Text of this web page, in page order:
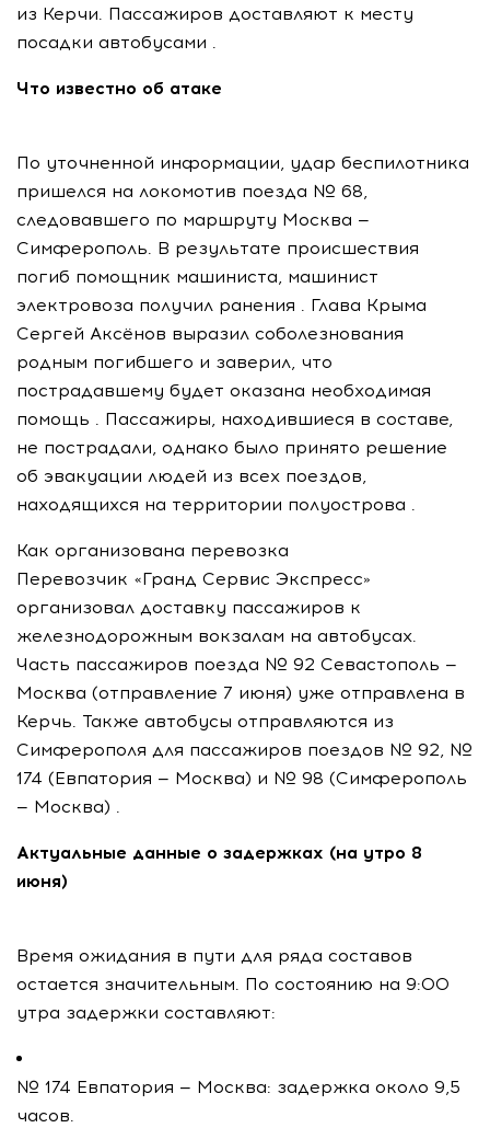
из Керчи. Пассажиров доставляют к месту
посадки автобусами .
Что известно об атаке
По уточненной информации, удар беспилотника
пришелся на локомотив поезда № 68,
следовавшего по маршруту Москва —
Симферополь. В результате происшествия
погиб помощник машиниста, машинист
электровоза получил ранения . Глава Крыма
Сергей Аксёнов выразил соболезнования
родным погибшего и заверил, что
пострадавшему будет оказана необходимая
помощь . Пассажиры, находившиеся в составе,
не пострадали, однако было принято решение
об эвакуации людей из всех поездов,
находящихся на территории полуострова .
Как организована перевозка
Перевозчик «Гранд Сервис Экспресс»
организовал доставку пассажиров к
железнодорожным вокзалам на автобусах.
Часть пассажиров поезда № 92 Севастополь —
Москва (отправление 7 июня) уже отправлена в
Керчь. Также автобусы отправляются из
Симферополя для пассажиров поездов № 92, №
174 (Евпатория — Москва) и № 98 (Симферополь
— Москва) .
Актуальные данные о задержках (на утро 8
июня)
Время ожидания в пути для ряда составов
остается значительным. По состоянию на 9:00
утра задержки составляют:
№ 174 Евпатория — Москва: задержка около 9,5
часов.